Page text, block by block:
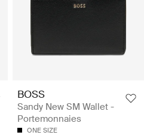
BOSS
Sandy New SM Wallet -
Portemonnaies
ONE SIZE